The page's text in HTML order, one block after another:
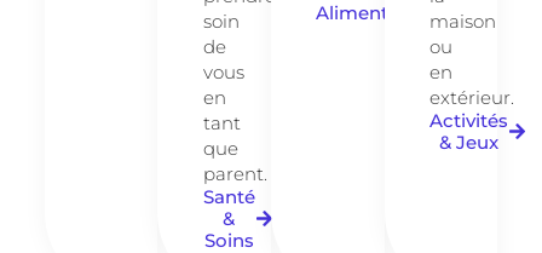
soin
de
vous
en
tant
que
parent.
Santé
&
Soins
Alimentationmaison
ou
en
extérieur.
Activités
& Jeux